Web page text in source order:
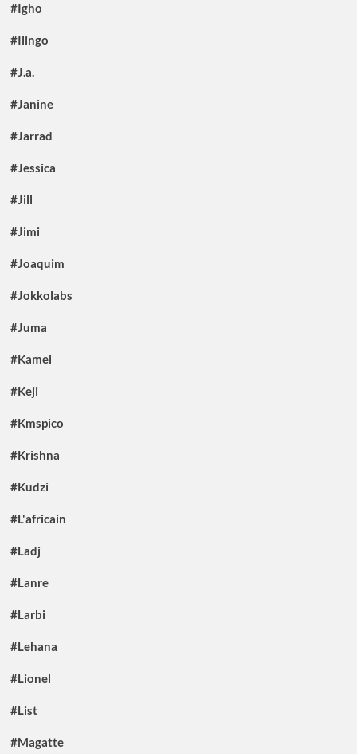
#Igho
#Ilingo
#J.a.
#Janine
#Jarrad
#Jessica
#Jill
#Jimi
#Joaquim
#Jokkolabs
#Juma
#Kamel
#Keji
#Kmspico
#Krishna
#Kudzi
#L'africain
#Ladj
#Lanre
#Larbi
#Lehana
#Lionel
#List
#Magatte